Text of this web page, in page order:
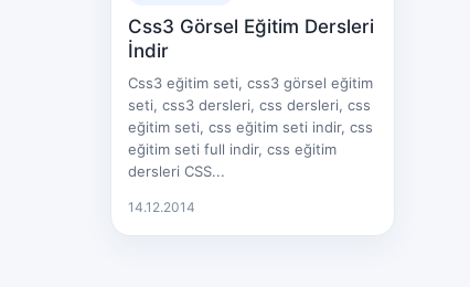
Css3 Görsel Eğitim Dersleri
İndir
Css3 eğitim seti, css3 görsel eğitim
seti, css3 dersleri, css dersleri, css
eğitim seti, css eğitim seti indir, css
eğitim seti full indir, css eğitim
dersleri CSS...
14.12.2014